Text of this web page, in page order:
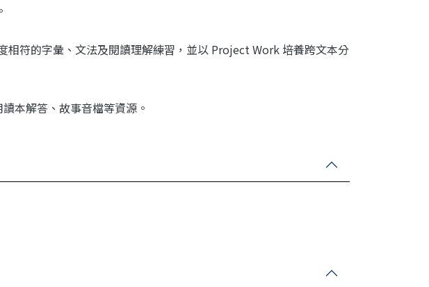
相符的字彙、文法及閱讀理解練習，並以 Project Work 培養跨文本分
本解答、故事音檔等資源。